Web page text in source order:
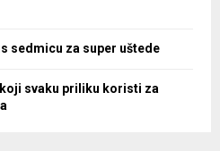
sedmicu za super uštede
svaku priliku koristi za